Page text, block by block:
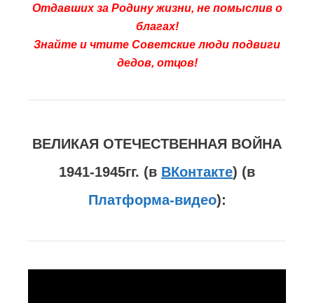
Отдавших за Родину жизни, не помыслив о
благах!
Знайте и чтите Советские люди подвиги
дедов, отцов!
ВЕЛИКАЯ ОТЕЧЕСТВЕННАЯ ВОЙНА
1941-1945гг. (в ВКонтакте) (в
Платформа-видео):